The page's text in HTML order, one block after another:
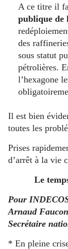
A ce titre il
publique de
des
sous statut
pétrolières.
l’hexagone
Il est bien
toutes les
Prises
d’arrêt à la vie
Le
Pour
Arnaud Faucon
Secrétaire
* En pleine